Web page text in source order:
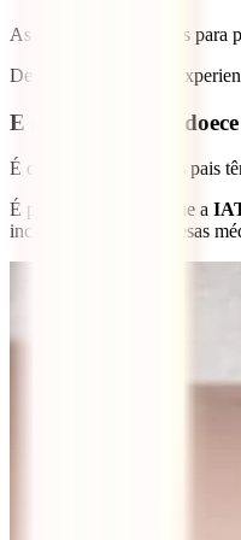
As férias são momentos para
Descobrir a natureza,
E se o meu filho
É o maior medo que os pais
É por estes motivos, que a
incapacitantes de despesas